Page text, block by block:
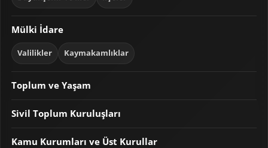
Mülki İdare
Valilikler Kaymakamlıklar
Toplum ve Yaşam
Sivil Toplum Kuruluşları
Kamu Kurumları ve Üst Kurullar